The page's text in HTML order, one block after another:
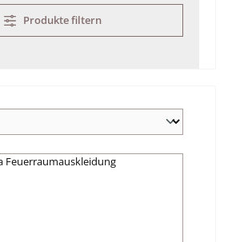
Produkte filtern